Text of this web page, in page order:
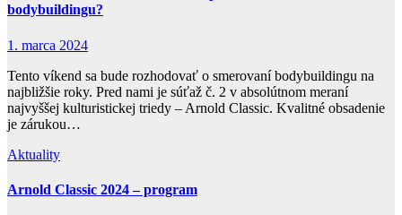
bodybuildingu?
1. marca 2024
Tento víkend sa bude rozhodovať o smerovaní bodybuildingu na
najbližšie roky. Pred nami je súťaž č. 2 v absolútnom meraní
najvyššej kulturistickej triedy – Arnold Classic. Kvalitné obsadenie
je zárukou…
Aktuality
Arnold Classic 2024 – program